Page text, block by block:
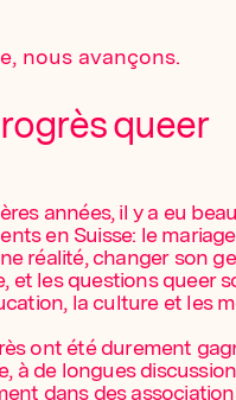
nous avançons.
queer
années, il y a eu
en Suisse: le
réalité, changer son
et les questions queer
la culture et les
ont été durement
à de longues
dans des